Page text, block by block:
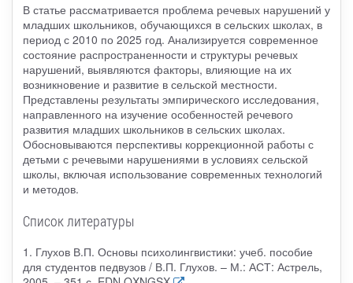
В статье рассматривается проблема речевых нарушений у
младших школьников, обучающихся в сельских школах, в
период с 2010 по 2025 год. Анализируется современное
состояние распространенности и структуры речевых
нарушений, выявляются факторы, влияющие на их
возникновение и развитие в сельской местности.
Представлены результаты эмпирического исследования,
направленного на изучение особенностей речевого
развития младших школьников в сельских школах.
Обосновываются перспективы коррекционной работы с
детьми с речевыми нарушениями в условиях сельской
школы, включая использование современных технологий
и методов.
Список литературы
1. Глухов В.П. Основы психолингвистики: учеб. пособие
для студентов педвузов / В.П. Глухов. – М.: АСТ: Астрель,